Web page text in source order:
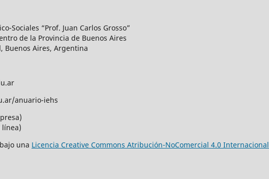
Sociales “Prof. Juan Carlos Grosso”
de la Provincia de Buenos Aires
Buenos Aires, Argentina
anuario-iehs
línea)
una Licencia Creative Commons Atribución-NoComercial 4.0 Internacional